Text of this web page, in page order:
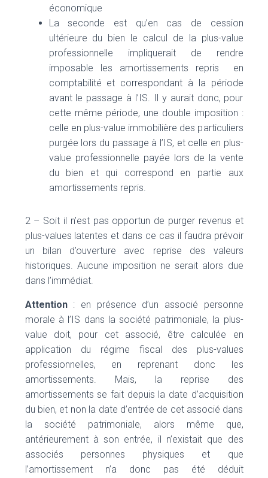
économique
La seconde est qu’en cas de cession
ultérieure du bien le calcul de la plus-value
professionnelle impliquerait de rendre
imposable les amortissements repris en
comptabilité et correspondant à la période
avant le passage à l’IS. Il y aurait donc, pour
cette même période, une double imposition :
celle en plus-value immobilière des particuliers
purgée lors du passage à l’IS, et celle en plus-
value professionnelle payée lors de la vente
du bien et qui correspond en partie aux
amortissements repris.
2 – Soit il n’est pas opportun de purger revenus et
plus-values latentes et dans ce cas il faudra prévoir
un bilan d’ouverture avec reprise des valeurs
historiques. Aucune imposition ne serait alors due
dans l’immédiat.
Attention: en présence d’un associé personne
morale à l’IS dans la société patrimoniale, la plus-
value doit, pour cet associé, être calculée en
application du régime fiscal des plus-values
professionnelles, en reprenant donc les
amortissements. Mais, la reprise des
amortissements se fait depuis la date d’acquisition
du bien, et non la date d’entrée de cet associé dans
la société patrimoniale, alors même que,
antérieurement à son entrée, il n’existait que des
associés personnes physiques et que
l’amortissement n’a donc pas été déduit